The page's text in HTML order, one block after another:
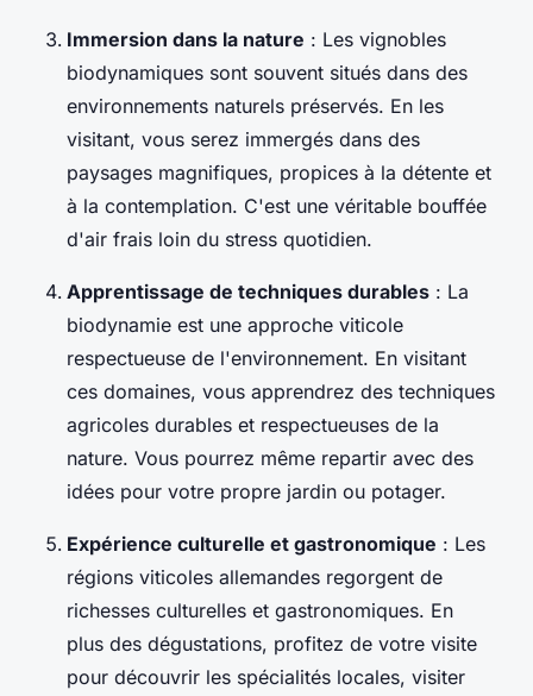
Immersion dans la nature : Les vignobles
biodynamiques sont souvent situés dans des
environnements naturels préservés. En les
visitant, vous serez immergés dans des
paysages magnifiques, propices à la détente et
à la contemplation. C'est une véritable bouffée
d'air frais loin du stress quotidien.
Apprentissage de techniques durables : La
biodynamie est une approche viticole
respectueuse de l'environnement. En visitant
ces domaines, vous apprendrez des techniques
agricoles durables et respectueuses de la
nature. Vous pourrez même repartir avec des
idées pour votre propre jardin ou potager.
Expérience culturelle et gastronomique : Les
régions viticoles allemandes regorgent de
richesses culturelles et gastronomiques. En
plus des dégustations, profitez de votre visite
pour découvrir les spécialités locales, visiter